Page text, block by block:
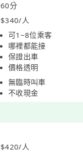
60分
$340/人
可1~8位乘客
哪裡都能接
保證出車
價格透明
無臨時叫車
不收現金
$420/人